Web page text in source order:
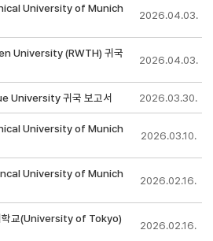
University of Munich
2026.04.03.
University (RWTH) 귀국
2026.04.03.
University 귀국 보고서 2026.03.30.
University of Munich
2026.03.10.
University of Munich
2026.02.16.
학교(University of Tokyo)
2026.02.16.